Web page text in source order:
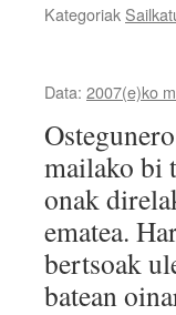
Kategoriak
Data: 2007(e)ko
mailako bi
onak
ematea.
bertsoak
batean